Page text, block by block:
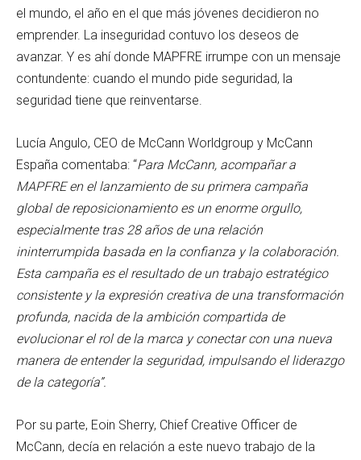
el mundo, el año en el que más jóvenes decidieron no
emprender. La inseguridad contuvo los deseos de
avanzar. Y es ahí donde MAPFRE irrumpe con un mensaje
contundente: cuando el mundo pide seguridad, la
seguridad tiene que reinventarse.
Lucía Angulo, CEO de McCann Worldgroup y McCann
España comentaba: “Para McCann, acompañar a
MAPFRE en el lanzamiento de su primera campaña
global de reposicionamiento es un enorme orgullo,
especialmente tras 28 años de una relación
ininterrumpida basada en la confianza y la colaboración.
Esta campaña es el resultado de un trabajo estratégico
consistente y la expresión creativa de una transformación
profunda, nacida de la ambición compartida de
evolucionar el rol de la marca y conectar con una nueva
manera de entender la seguridad, impulsando el liderazgo
de la categoría”.
Por su parte, Eoin Sherry, Chief Creative Officer de
McCann, decía en relación a este nuevo trabajo de la